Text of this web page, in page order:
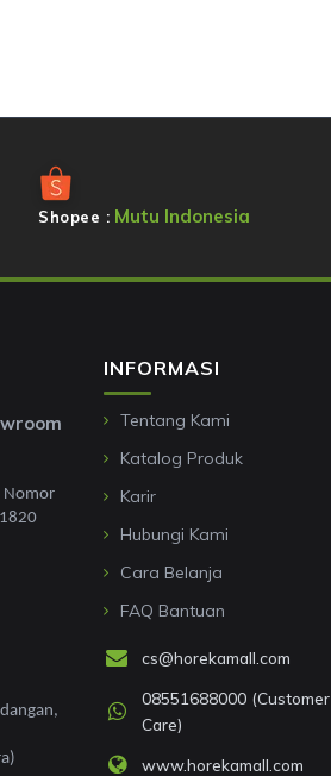
Shopee : Mutu Indonesia
Nomor
INFORMASI
Tentang Kami
Katalog Produk
Karir
Hubungi Kami
Cara Belanja
FAQ Bantuan
cs@horekamall.com
08551688000 (Customer
Care)
www.horekamall.com